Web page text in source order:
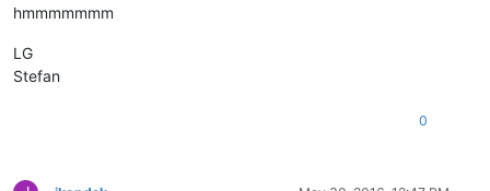
hmmmmmmm
LG
Stefan
0